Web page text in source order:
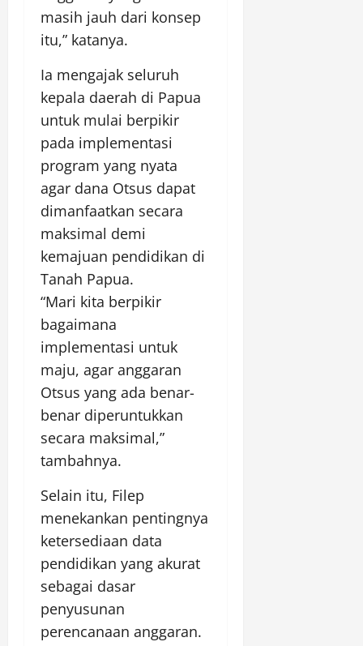
masih jauh dari konsep
itu,” katanya.
Ia mengajak seluruh
kepala daerah di Papua
untuk mulai berpikir
pada implementasi
program yang nyata
agar dana Otsus dapat
dimanfaatkan secara
maksimal demi
kemajuan pendidikan di
Tanah Papua.
“Mari kita berpikir
bagaimana
implementasi untuk
maju, agar anggaran
Otsus yang ada benar-
benar diperuntukkan
secara maksimal,”
tambahnya.
Selain itu, Filep
menekankan pentingnya
ketersediaan data
pendidikan yang akurat
sebagai dasar
penyusunan
perencanaan anggaran.